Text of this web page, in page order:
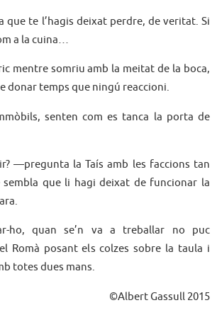
que te l’hagis deixat perdre, de veritat. Si
a la cuina…
mentre somriu amb la meitat de la boca,
donar temps que ningú reaccioni.
senten com es tanca la porta de
—pregunta la Taís amb les faccions tan
sembla que li hagi deixat de funcionar la
ho, quan se’n va a treballar no puc
Romà posant els colzes sobre la taula i
totes dues mans.
©Albert Gassull 2015